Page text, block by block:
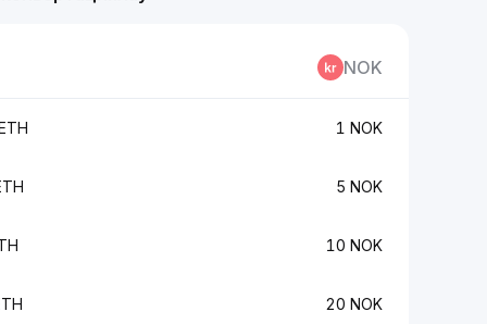
NOK
1 NOK
5 NOK
10 NOK
20 NOK